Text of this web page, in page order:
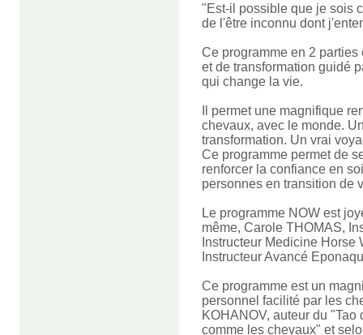
"Est-il possible que je sois
de l'être inconnu dont
Ce programme en 2
et de transformation guidé
qui change la vie.
Il permet une magnifique
chevaux, avec le monde.
transformation. Un vrai
Ce programme permet de
renforcer la confiance en
personnes en transition de
Le programme NOW est
même, Carole THOMAS,
Instructeur Medicine
Instructeur Avancé
Ce programme est un
personnel facilité par les
KOHANOV, auteur du
comme les chevaux" et